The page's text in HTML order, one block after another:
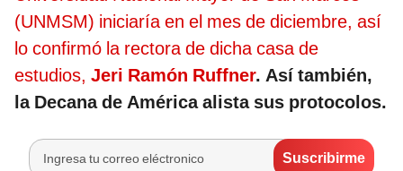
(UNMSM) iniciaría en el mes de diciembre, así
lo confirmó la rectora de dicha casa de
estudios, Jeri Ramón Ruffner. Así también,
la Decana de América alista sus protocolos.